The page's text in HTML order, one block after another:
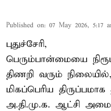
Published on: 07 May 2026, 5:17
புதுச்சேரி,
பெரும்பான்மையை
திணறி வரும்
மிகப்பெரிய
அ.தி.மு.க. ஆட்சி